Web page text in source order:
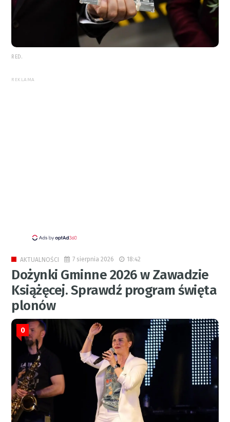
RED.
REKLAMA
AKTUALNOŚCI 7 sierpnia 2026 18:42
Dożynki Gminne 2026 w Zawadzie
Książęcej. Sprawdź program święta
plonów
0